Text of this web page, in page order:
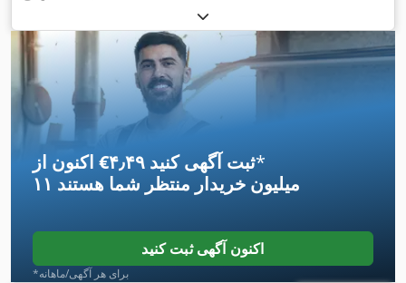
اکنون از ‎€۴٫۴۹ ثبت آگهی کنید*
۱۱ میلیون خریدار منتظر شما هستند
اکنون آگهی ثبت کنید
*برای هر آگهی/ماهانه